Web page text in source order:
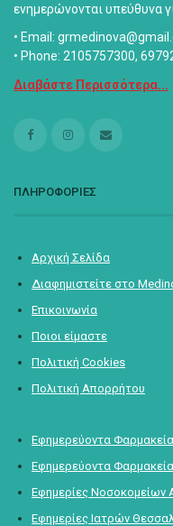
ενημερώνονται υπεύθυνα
• Email:
• Phone: 2105757300,
Διαβάστε Περισσότερα...
ΠΛΗΡΟΦΟΡΙΕΣ
Αρχική Σελίδα
Διαφημιστείτε στο
Επικοινωνία
Ποιοι είμαστε
Πολιτική Cookies
Πολιτική Απορρήτου
Εφημερεύοντα
Εφημερεύοντα
Εφημερίες Νοσοκομείων
Εφημερίες Ιατρών